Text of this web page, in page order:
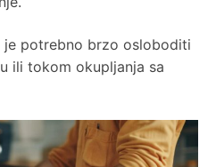
je potrebno brzo osloboditi
ili tokom okupljanja sa